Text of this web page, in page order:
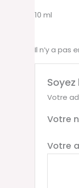
10 ml
Il n’y a pas
Votre
Votre
Votre